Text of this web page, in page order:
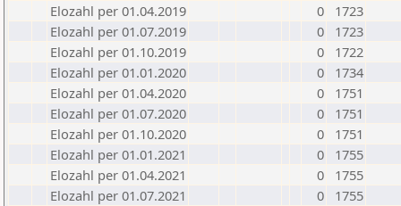
Elozahl per 01.04.2019
0
1723
Elozahl per 01.07.2019
0
1723
Elozahl per 01.10.2019
0
1722
Elozahl per 01.01.2020
0
1734
Elozahl per 01.04.2020
0
1751
Elozahl per 01.07.2020
0
1751
Elozahl per 01.10.2020
0
1751
Elozahl per 01.01.2021
0
1755
Elozahl per 01.04.2021
0
1755
Elozahl per 01.07.2021
0
1755